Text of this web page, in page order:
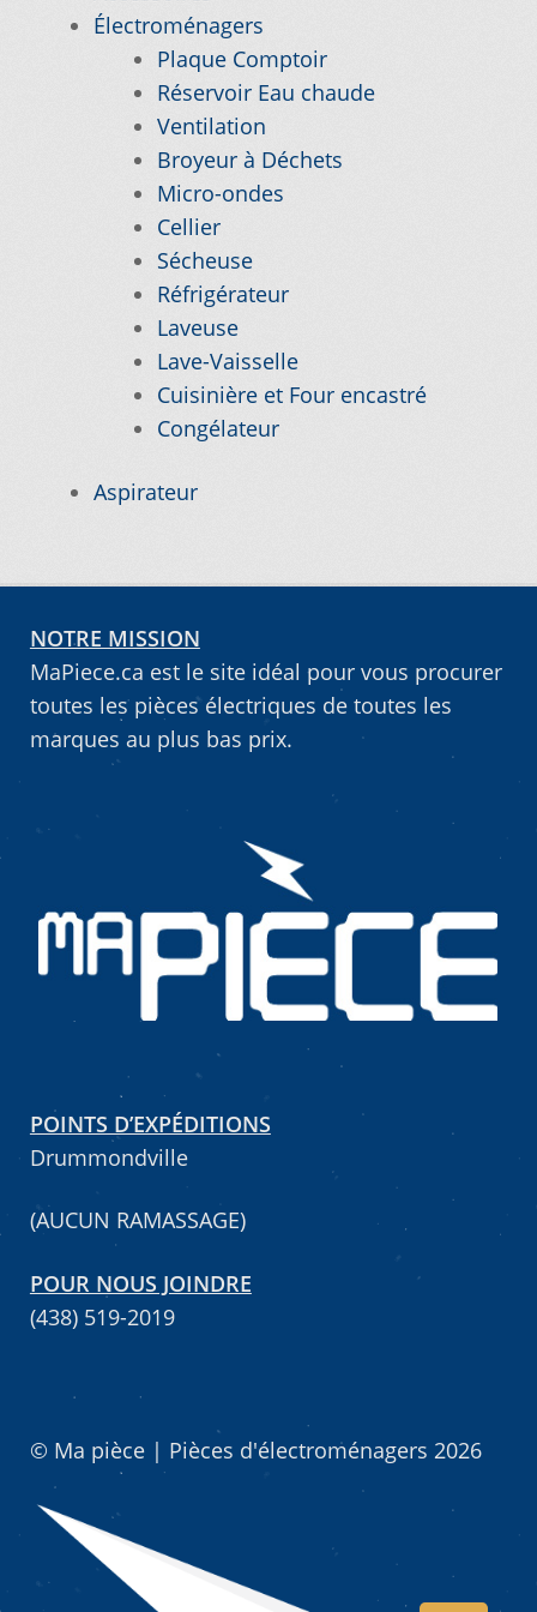
Nos promotions
Notre objectif
Pour quel type d’appareil ?
Si vous ne trouvez pas la pièce que vous
cherchez, on l’ajoute pour vous !
Suivez votre commande
Vous ne trouvez pas la pièce sur notre site…
Mettez cette page dans vos favoris!
Électroménagers
Plaque Comptoir
Réservoir Eau chaude
Ventilation
Broyeur à Déchets
Micro-ondes
Cellier
Sécheuse
Réfrigérateur
Laveuse
Lave-Vaisselle
Cuisinière et Four encastré
Congélateur
Aspirateur
NOTRE MISSION
MaPiece.ca est le site idéal pour vous procurer
toutes les pièces électriques de toutes les
marques au plus bas prix.
POINTS D’EXPÉDITIONS
Drummondville
(AUCUN RAMASSAGE)
POUR NOUS JOINDRE
(438) 519-2019
© Ma pièce | Pièces d'électroménagers 2026